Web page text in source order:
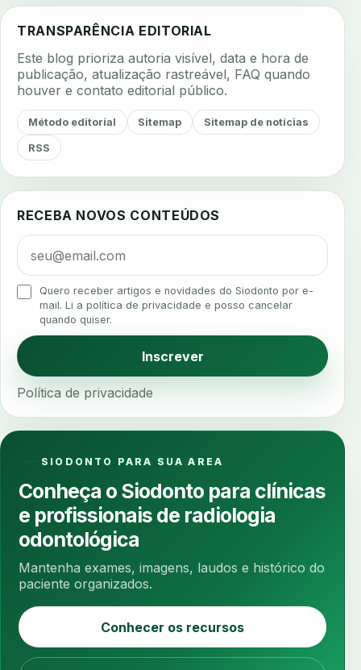
aerossois agenda agenda clinica
agenda inteligente agenda odontologica
agendamento agendamento digital
agendamento inteligente
algometria alinhadores alta digital
alta rotacao
analgesia analgesia digital analise 3d
analise elementos finitos analise facial
analise funcional
anamnese digital
anamnese estruturada anamnese nutricional
ancoragem
ansiedade odontologica antes e depois
antibiotico antibioticos anticoagulados
apertamento diurno
apneia apneia do sono apneia sono
aprendizado federado
apresentacao de plano
TRANSPARÊNCIA EDITORIAL
Este blog prioriza autoria visível, data e hora de
publicação, atualização rastreável, FAQ quando
houver e contato editorial público.
Método editorial Sitemap Sitemap de notícias
RSS
RECEBA NOVOS CONTEÚDOS
Quero receber artigos e novidades do Siodonto por e-
mail. Li a política de privacidade e posso cancelar
quando quiser.
Inscrever
Política de privacidade
SIODONTO PARA SUA AREA
Conheça o Siodonto para clínicas
e profissionais de radiologia
odontológica
Mantenha exames, imagens, laudos e histórico do
paciente organizados.
Conhecer os recursos